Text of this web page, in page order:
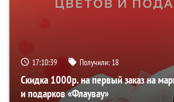
17:10:38 Получили: 18
Скидка 1000р. на первый заказ на
и подарков «Флаувау»